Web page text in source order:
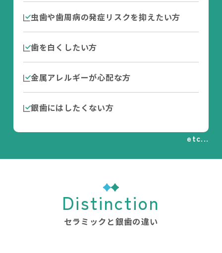
虫歯や歯周病の発症リスクを抑えたい方
歯を白くしたい方
金属アレルギーが心配な方
銀歯にはしたくない方
etc...
Distinction
セラミックと銀歯の違い